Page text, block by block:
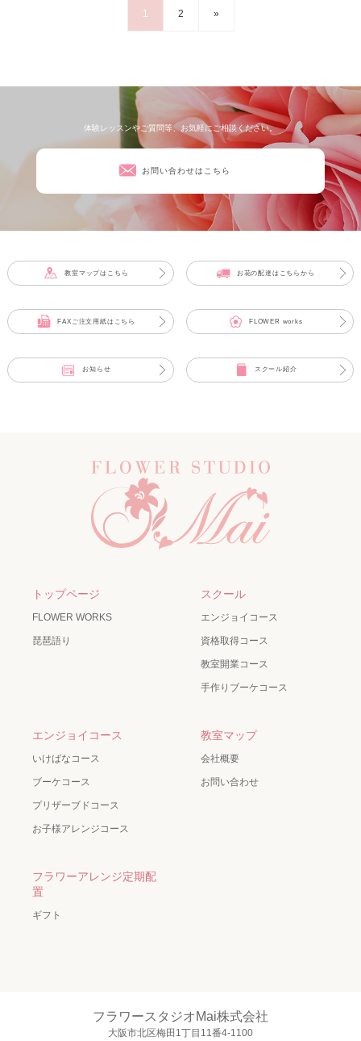
1 2 »
体験レッスンやご質問等、お気軽にご相談ください。
お問い合わせはこちら
教室マップはこちら お花の配達はこちらから
FAXご注文用紙はこちら FLOWER works
お知らせ スクール紹介
トップページ
FLOWER WORKS
琵琶語り
スクール
エンジョイコース
資格取得コース
教室開業コース
手作りブーケコース
エンジョイコース
いけばなコース
ブーケコース
プリザーブドコース
お子様アレンジコース
教室マップ
会社概要
お問い合わせ
フラワーアレンジ定期配
置
ギフト
フラワースタジオMai株式会社
大阪市北区梅田1丁目11番4-1100